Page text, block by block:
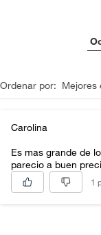
Ordenar por: Mejores
Carolina
Es mas grande de lo
parecio a buen
1